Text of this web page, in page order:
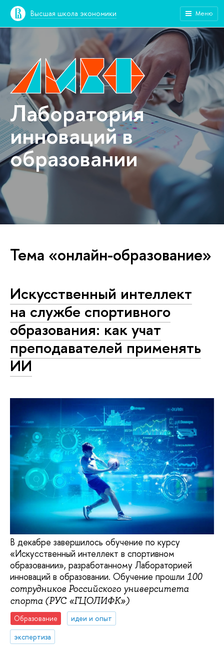
Высшая школа экономики Меню
Лаборатория
инноваций в
образовании
Тема «онлайн-образование»
Искусственный интеллект
на службе спортивного
образования: как учат
преподавателей применять
ИИ
В декабре завершилось обучение по курсу
«Искусственный интеллект в спортивном
образовании», разработанному Лабораторией
инноваций в образовании. Обучение прошли 100
сотрудников Российского университета
спорта (РУС «ГЦОЛИФК»)
Образование
идеи и опыт
экспертиза